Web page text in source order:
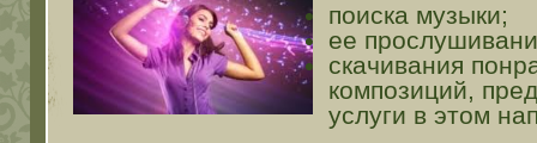
поиска музыки;
ее
скачивания
композиций,
услуги в этом